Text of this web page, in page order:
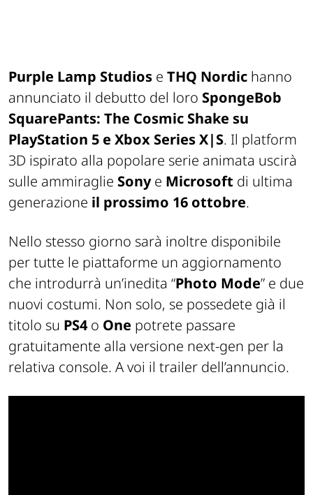
Purple Lamp Studios e THQ Nordic hanno
annunciato il debutto del loro SpongeBob
SquarePants: The Cosmic Shake su
PlayStation 5 e Xbox Series X|S. Il platform
3D ispirato alla popolare serie animata uscirà
sulle ammiraglie Sonye Microsoft di ultima
generazione il prossimo 16 ottobre.
Nello stesso giorno sarà inoltre disponibile
per tutte le piattaforme un aggiornamento
che introdurrà un’inedita “Photo Mode” e due
nuovi costumi. Non solo, se possedete già il
titolo su PS4o One potrete passare
gratuitamente alla versione next-gen per la
relativa console. A voi il trailer dell’annuncio.